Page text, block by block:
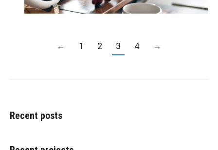
← 1 2 3 4 →
Recent posts